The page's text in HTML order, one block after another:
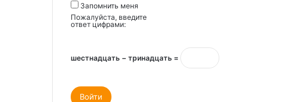
Запомнить меня
Пожалуйста, введите
ответ цифрами:
шестнадцать − тринадцать =
Войти